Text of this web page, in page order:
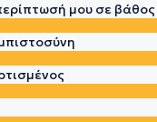
μου σε βάθος